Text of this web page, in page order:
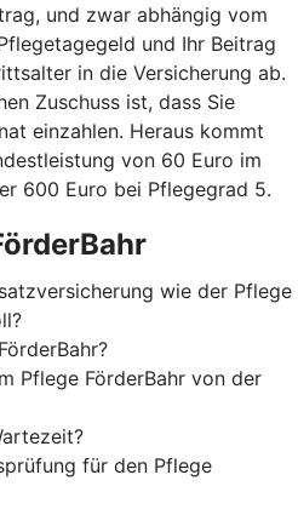
und zwar abhängig vom
und Ihr Beitrag
in die Versicherung ab.
Zuschuss ist, dass Sie
einzahlen. Heraus kommt
von 60 Euro im
600 Euro bei Pflegegrad 5.
wie der Pflege
Pflege FörderBahr von der
für den Pflege